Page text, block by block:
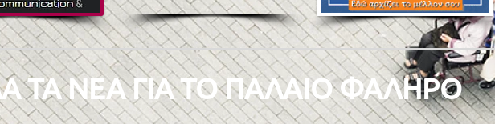
ΤΑ ΝΕΑ ΓΙΑ ΤΟ ΠΑΛΑΙΟ ΦΑΛΗΡΟ